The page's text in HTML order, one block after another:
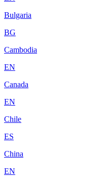
Bulgaria
BG
Cambodia
EN
Canada
EN
Chile
ES
China
EN